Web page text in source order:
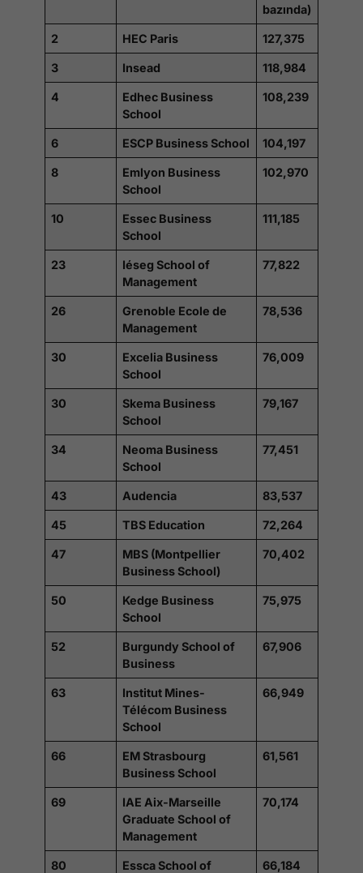
bazında)
2 HEC Paris 127,375
3 Insead 118,984
4
Edhec Business
School
108,239
6 ESCP Business School 104,197
8
Emlyon Business
School
102,970
10
Essec Business
School
111,185
23
Iéseg School of
Management
77,822
26
Grenoble Ecole de
Management
78,536
30
Excelia Business
School
76,009
30
Skema Business
School
79,167
34
Neoma Business
School
77,451
43 Audencia 83,537
45 TBS Education 72,264
47
MBS (Montpellier
Business School)
70,402
50
Kedge Business
School
75,975
52
Burgundy School of
Business
67,906
63
Institut Mines-
Télécom Business
School
66,949
66
EM Strasbourg
Business School
61,561
69
IAE Aix-Marseille
Graduate School of
Management
70,174
80
Essca School of
66,184